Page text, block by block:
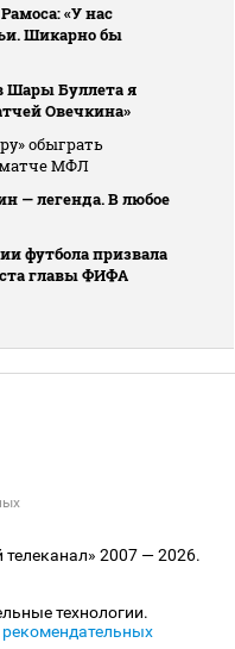
«У нас
Шикарно бы
Шары Буллета я
Овечкина»
обыграть
матче МФЛ
— легенда. В любое
футбола призвала
главы ФИФА
2007 — 2026.
технологии.